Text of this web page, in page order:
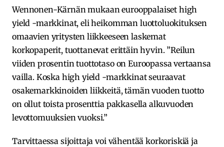
Wennonen-Kärnän mukaan eurooppalaiset high
yield -markkinat, eli heikomman luottoluokituksen
omaavien yritysten liikkeeseen laskemat
korkopaperit, tuottanevat erittäin hyvin. ”Reilun
viiden prosentin tuottotaso on Euroopassa vertaansa
vailla. Koska high yield -markkinat seuraavat
osakemarkkinoiden liikkeitä, tämän vuoden tuotto
on ollut toista prosenttia pakkasella alkuvuoden
levottomuuksien vuoksi.”
Tarvittaessa sijoittaja voi vähentää korkoriskiä ja